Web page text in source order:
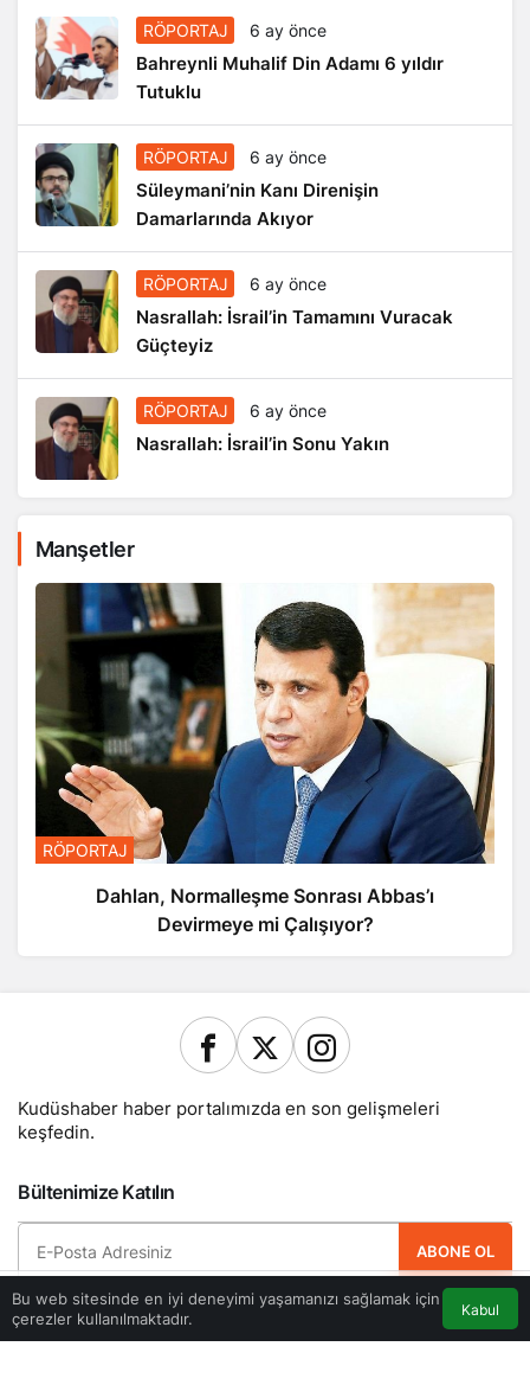
RÖPORTAJ 6 ay önce
Bahreynli Muhalif Din Adamı 6 yıldır
Tutuklu
RÖPORTAJ 6 ay önce
Süleymani’nin Kanı Direnişin
Damarlarında Akıyor
RÖPORTAJ 6 ay önce
Nasrallah: İsrail’in Tamamını Vuracak
Güçteyiz
RÖPORTAJ 6 ay önce
Nasrallah: İsrail’in Sonu Yakın
Manşetler
RÖPORTAJ
Dahlan, Normalleşme Sonrası Abbas’ı
Devirmeye mi Çalışıyor?
Bu web sitesinde en iyi deneyimi yaşamanızı sağlamak için
çerezler kullanılmaktadır.
Kabul
Kudüshaber haber portalımızda en son gelişmeleri
keşfedin.
Bültenimize Katılın
ABONE OL
Hemen ücretsiz üye olun ve yeni güncellemelerden haberdar olan ilk kişi
olun.Anasayfa Akış Trafik